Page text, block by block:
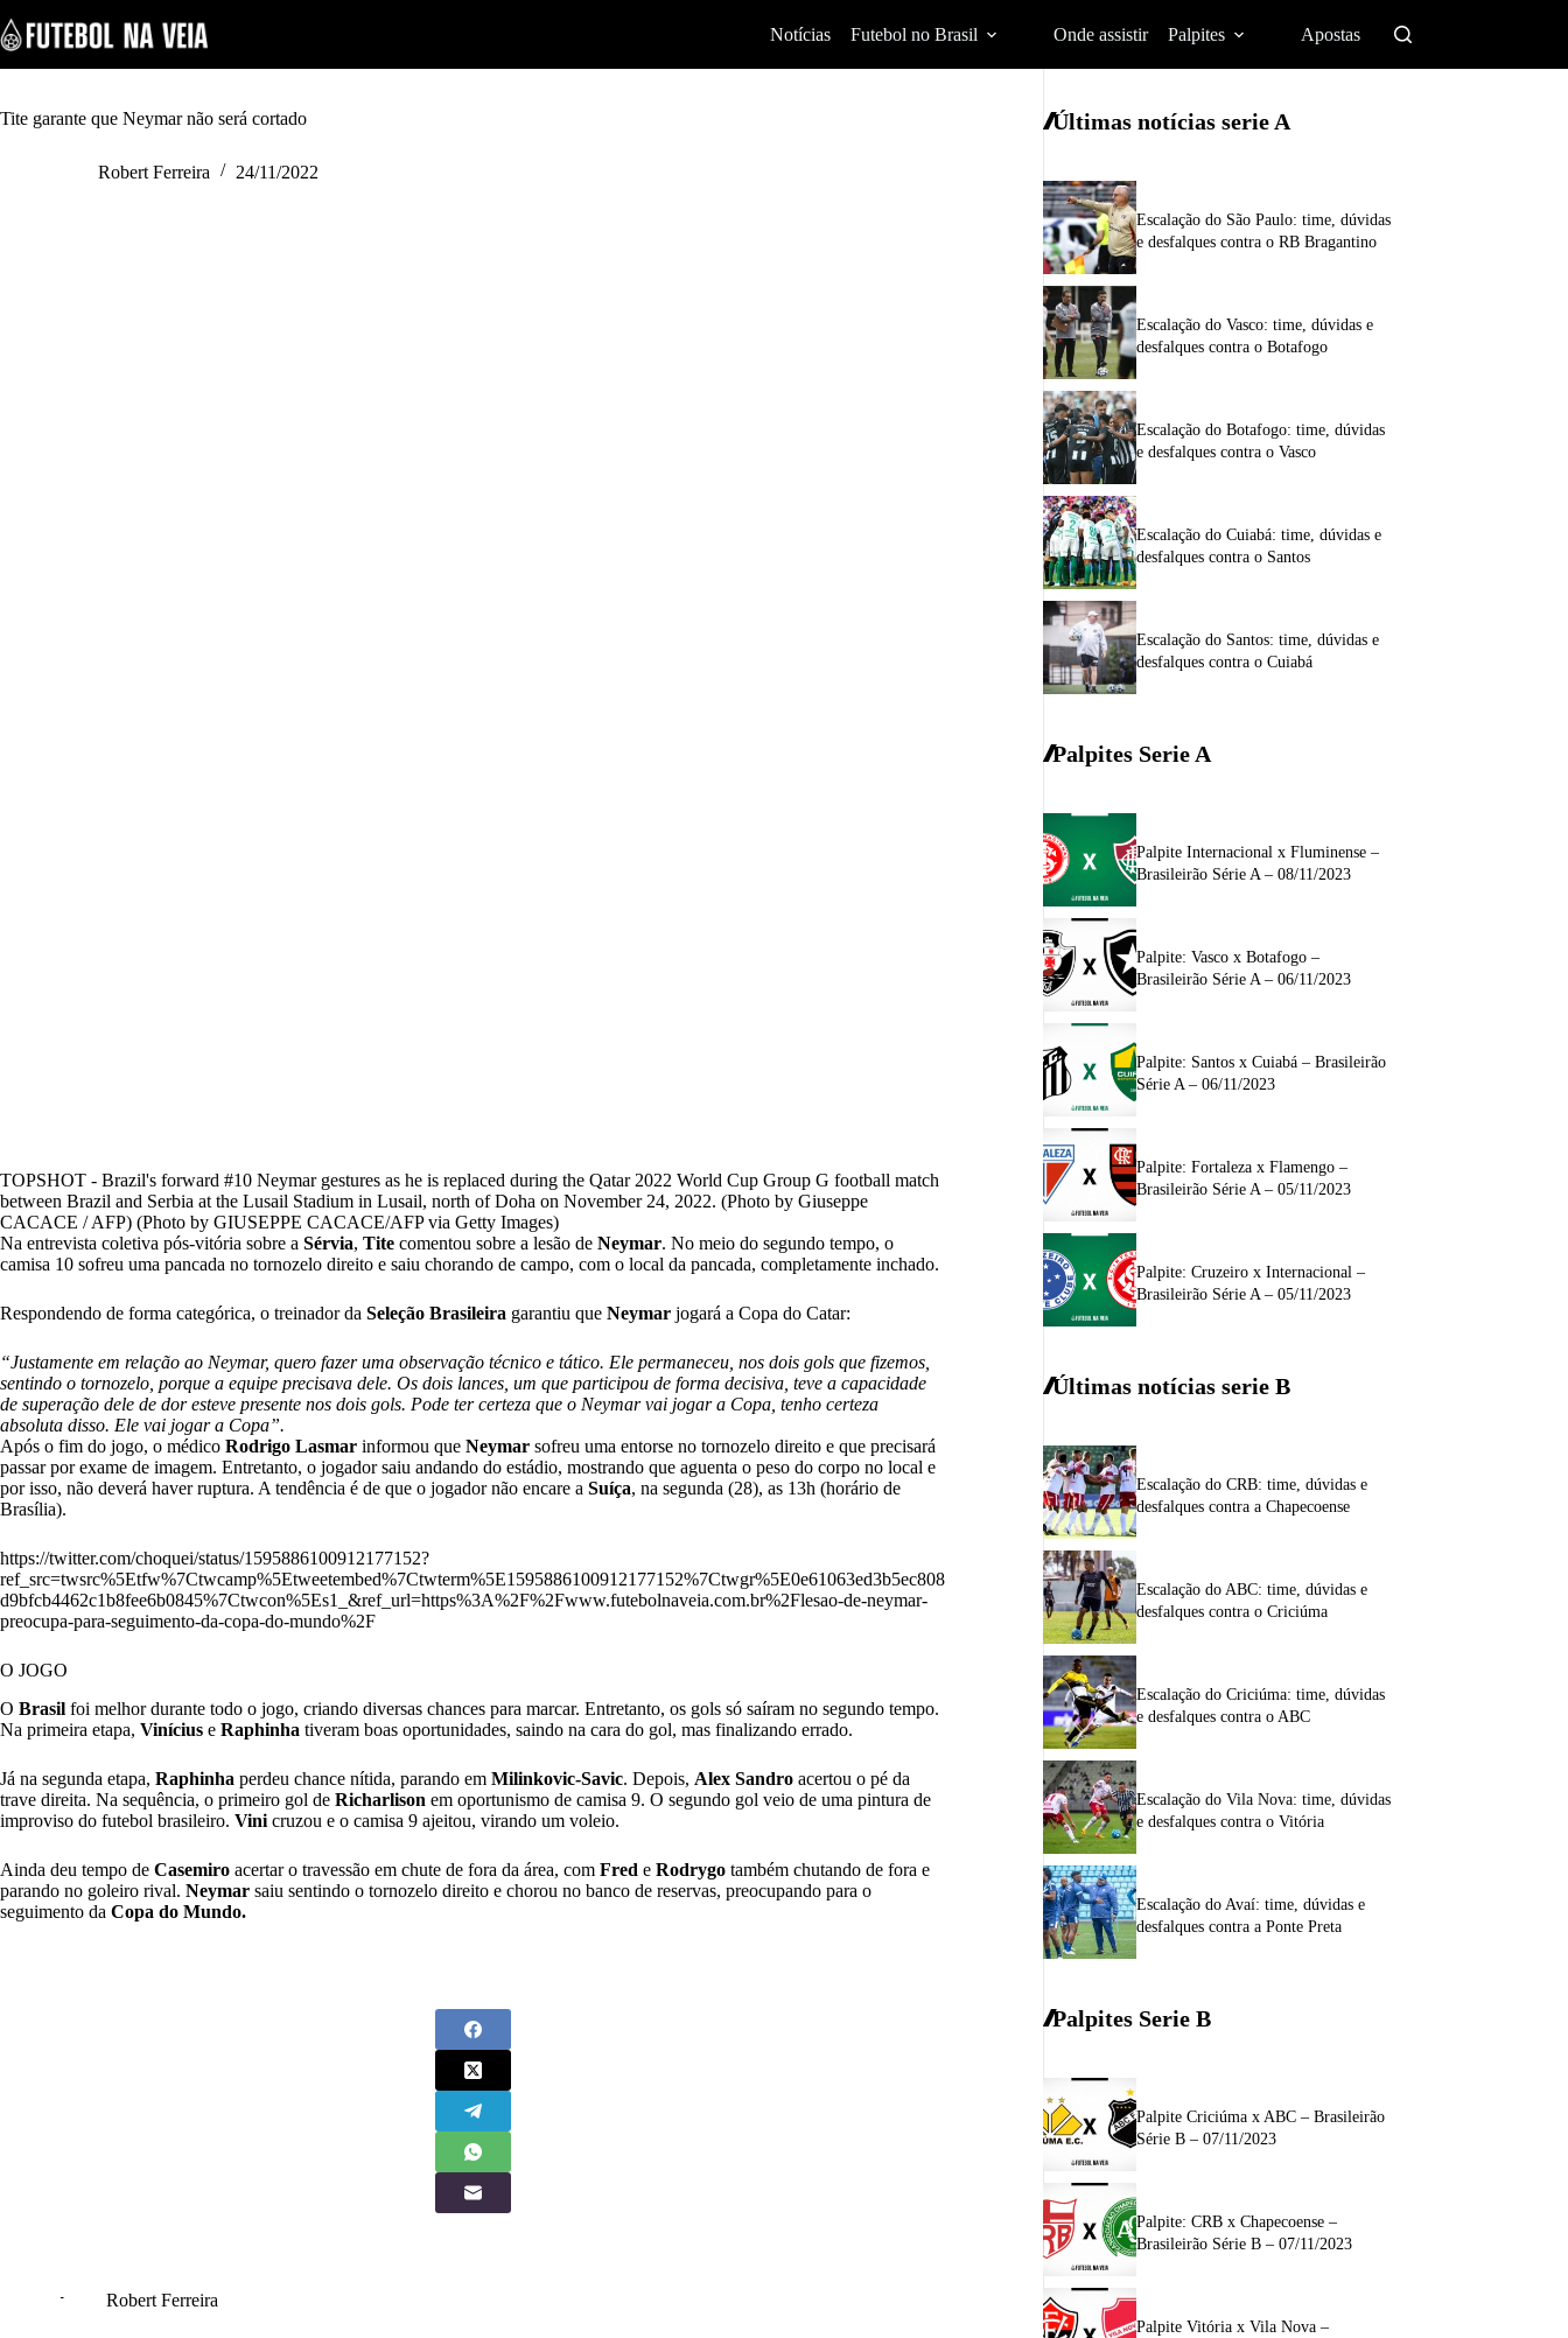
k
i
p
o
Notícias Futebol no Brasil Onde assistir Palpites Apostas
Tite garante que Neymar não será cortado
Robert Ferreira 24/11/2022
TOPSHOT - Brazil's forward #10 Neymar gestures as he is replaced during the Qatar 2022 World Cup Group G football match
between Brazil and Serbia at the Lusail Stadium in Lusail, north of Doha on November 24, 2022. (Photo by Giuseppe
CACACE / AFP) (Photo by GIUSEPPE CACACE/AFP via Getty Images)
Na entrevista coletiva pós-vitória sobre a Sérvia, Tite comentou sobre a lesão de Neymar. No meio do segundo tempo, o
camisa 10 sofreu uma pancada no tornozelo direito e saiu chorando de campo, com o local da pancada, completamente inchado.
Respondendo de forma categórica, o treinador da Seleção Brasileira garantiu que Neymar jogará a Copa do Catar:
“Justamente em relação ao Neymar, quero fazer uma observação técnico e tático. Ele permaneceu, nos dois gols que fizemos,
sentindo o tornozelo, porque a equipe precisava dele. Os dois lances, um que participou de forma decisiva, teve a capacidade
de superação dele de dor esteve presente nos dois gols. Pode ter certeza que o Neymar vai jogar a Copa, tenho certeza
absoluta disso. Ele vai jogar a Copa”.
Após o fim do jogo, o médico Rodrigo Lasmar informou que Neymar sofreu uma entorse no tornozelo direito e que precisará
passar por exame de imagem. Entretanto, o jogador saiu andando do estádio, mostrando que aguenta o peso do corpo no local e
por isso, não deverá haver ruptura. A tendência é de que o jogador não encare a Suíça, na segunda (28), as 13h (horário de
Brasília).
https://twitter.com/choquei/status/1595886100912177152?
ref_src=twsrc%5Etfw%7Ctwcamp%5Etweetembed%7Ctwterm%5E1595886100912177152%7Ctwgr%5E0e61063ed3b5ec808
d9bfcb4462c1b8fee6b0845%7Ctwcon%5Es1_&ref_url=https%3A%2F%2Fwww.futebolnaveia.com.br%2Flesao-de-neymar-
preocupa-para-seguimento-da-copa-do-mundo%2F
O JOGO
O Brasil foi melhor durante todo o jogo, criando diversas chances para marcar. Entretanto, os gols só saíram no segundo tempo.
Na primeira etapa, Vinícius e Raphinha tiveram boas oportunidades, saindo na cara do gol, mas finalizando errado.
Já na segunda etapa, Raphinha perdeu chance nítida, parando em Milinkovic-Savic. Depois, Alex Sandro acertou o pé da
trave direita. Na sequência, o primeiro gol de Richarlison em oportunismo de camisa 9. O segundo gol veio de uma pintura de
improviso do futebol brasileiro. Vini cruzou e o camisa 9 ajeitou, virando um voleio.
Ainda deu tempo de Casemiro acertar o travessão em chute de fora da área, com Fred e Rodrygo também chutando de fora e
parando no goleiro rival. Neymar saiu sentindo o tornozelo direito e chorou no banco de reservas, preocupando para o
seguimento da Copa do Mundo.
Robert Ferreira
Últimas notícias serie A
Escalação do São Paulo: time, dúvidas
e desfalques contra o RB Bragantino
Escalação do Vasco: time, dúvidas e
desfalques contra o Botafogo
Escalação do Botafogo: time, dúvidas
e desfalques contra o Vasco
Escalação do Cuiabá: time, dúvidas e
desfalques contra o Santos
Escalação do Santos: time, dúvidas e
desfalques contra o Cuiabá
Palpites Serie A
Palpite Internacional x Fluminense –
Brasileirão Série A – 08/11/2023
Palpite: Vasco x Botafogo –
Brasileirão Série A – 06/11/2023
Palpite: Santos x Cuiabá – Brasileirão
Série A – 06/11/2023
Palpite: Fortaleza x Flamengo –
Brasileirão Série A – 05/11/2023
Palpite: Cruzeiro x Internacional –
Brasileirão Série A – 05/11/2023
Últimas notícias serie B
Escalação do CRB: time, dúvidas e
desfalques contra a Chapecoense
Escalação do ABC: time, dúvidas e
desfalques contra o Criciúma
Escalação do Criciúma: time, dúvidas
e desfalques contra o ABC
Escalação do Vila Nova: time, dúvidas
e desfalques contra o Vitória
Escalação do Avaí: time, dúvidas e
desfalques contra a Ponte Preta
Palpites Serie B
Palpite Criciúma x ABC – Brasileirão
Série B – 07/11/2023
Palpite: CRB x Chapecoense –
Brasileirão Série B – 07/11/2023
Palpite Vitória x Vila Nova –